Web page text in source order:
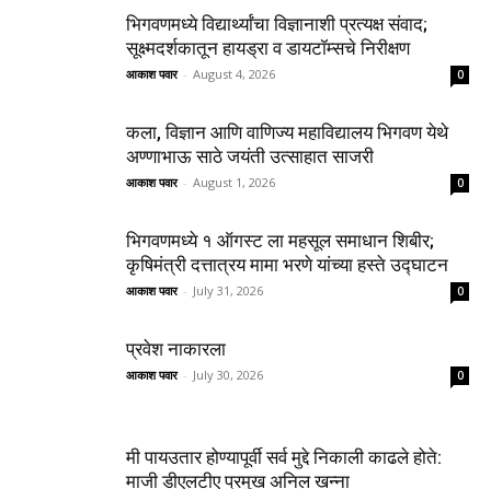
भिगवणमध्ये विद्यार्थ्यांचा विज्ञानाशी प्रत्यक्ष संवाद;
सूक्ष्मदर्शकातून हायड्रा व डायटॉम्सचे निरीक्षण
आकाश पवार - August 4, 2026 0
कला, विज्ञान आणि वाणिज्य महाविद्यालय भिगवण येथे
अण्णाभाऊ साठे जयंती उत्साहात साजरी
आकाश पवार - August 1, 2026 0
भिगवणमध्ये १ ऑगस्ट ला महसूल समाधान शिबीर;
कृषिमंत्री दत्तात्रय मामा भरणे यांच्या हस्ते उद्घाटन
आकाश पवार - July 31, 2026 0
प्रवेश नाकारला
आकाश पवार - July 30, 2026 0
मी पायउतार होण्यापूर्वी सर्व मुद्दे निकाली काढले होते:
माजी डीएलटीए प्रमुख अनिल खन्ना